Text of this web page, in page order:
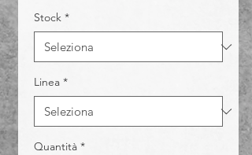
Stock *
Linea *
Quantità *